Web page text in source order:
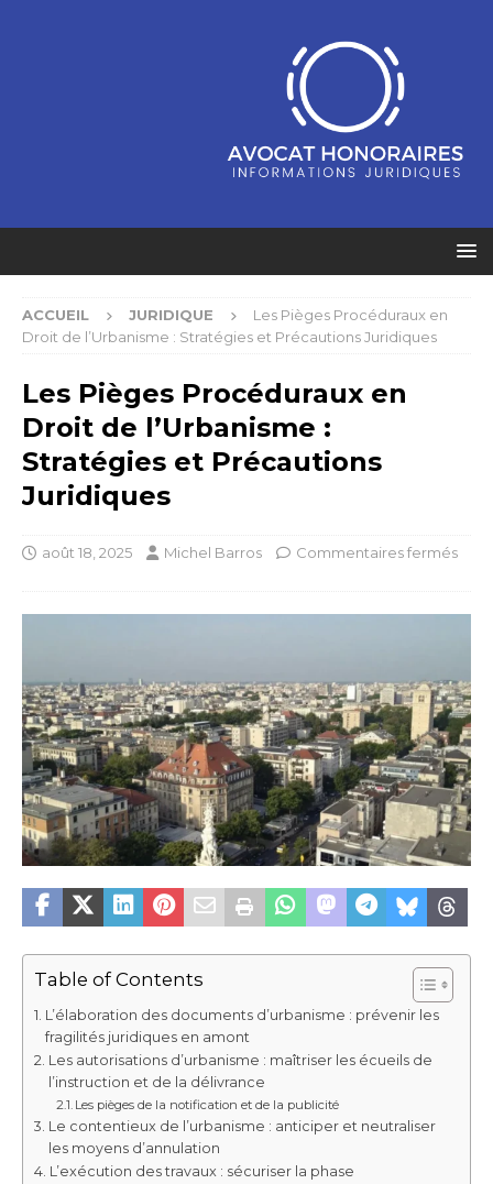
ACCUEIL JURIDIQUE
Les Pièges Procéduraux en
Droit de l’Urbanisme : Stratégies et Précautions Juridiques
Les Pièges Procéduraux en
Droit de l’Urbanisme :
Stratégies et Précautions
Juridiques
août 18, 2025 Michel Barros Commentaires fermés
Table of Contents
L’élaboration des documents d’urbanisme : prévenir les
fragilités juridiques en amont
Les autorisations d’urbanisme : maîtriser les écueils de
l’instruction et de la délivrance
Les pièges de la notification et de la publicité
Le contentieux de l’urbanisme : anticiper et neutraliser
les moyens d’annulation
L’exécution des travaux : sécuriser la phase